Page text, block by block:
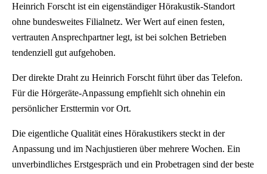
Heinrich Forscht ist ein eigenständiger Hörakustik-Standort
ohne bundesweites Filialnetz. Wer Wert auf einen festen,
vertrauten Ansprechpartner legt, ist bei solchen Betrieben
tendenziell gut aufgehoben.
Der direkte Draht zu Heinrich Forscht führt über das Telefon.
Für die Hörgeräte-Anpassung empfiehlt sich ohnehin ein
persönlicher Ersttermin vor Ort.
Die eigentliche Qualität eines Hörakustikers steckt in der
Anpassung und im Nachjustieren über mehrere Wochen. Ein
unverbindliches Erstgespräch und ein Probetragen sind der beste